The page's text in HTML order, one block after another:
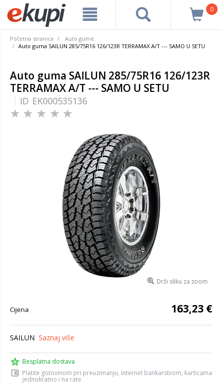
0
Početna stranica
Auto gume
Auto guma SAILUN 285/75R16 126/123R TERRAMAX A/T --- SAMO U SETU
Auto guma SAILUN 285/75R16 126/123R
TERRAMAX A/T --- SAMO U SETU
ID EK000535136
Drži sliku za zoom
Cijena 163,23 €
SAILUN Saznaj više
Besplatna dostava
Platite gotovinom pri preuzimanju, internet bankarstvom, karticama
jednokratno i na rate